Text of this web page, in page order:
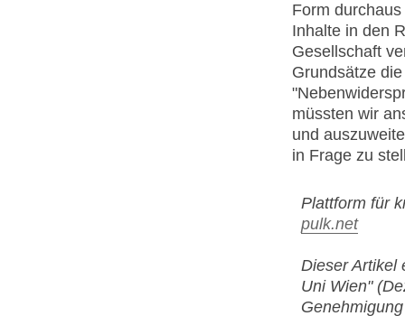
Form
Inhalte in den
Gesellschaft
Grundsätze
müssten wir
und
in Frage zu
Plattform für
pulk.net
Dieser Artikel
Uni Wien"